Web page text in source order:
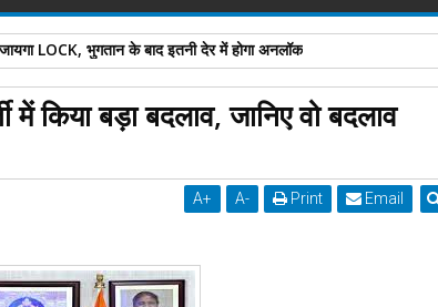
LOCK, भुगतान के बाद इतनी देर में होगा अनलॉक
किया बड़ा बदलाव, जानिए वो बदलाव
A+ A- Print Email